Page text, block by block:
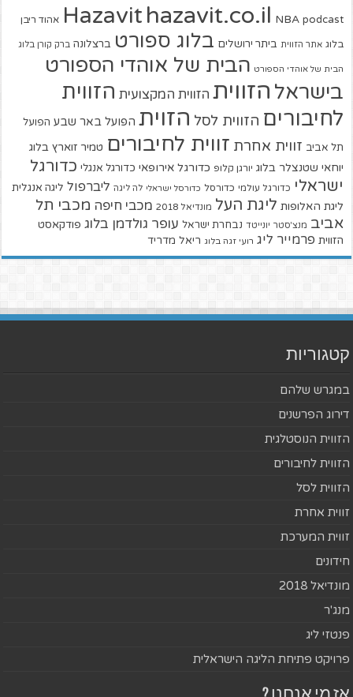
Hazavit hazavit.co.il NBA podcast אהוד ריבן
בלוג אתר הזווית ביתר ירושלים בלוג ספורט ברצלונה ברק קורן בלוג
הבית של אוהדי הספורט הבית של אוהדי הספורט
בישראל הזווית הזווית המקצועית הזווית
לחיבורים הזווית לסל הזוית הפועל באר שבע הפועל
תל אביב זווית אחרת זווית לחיבורים טמיר זוארץ בלוג
יוחאי שטנצלר בלוג יורגן קלופ כדורגל אירופאי כדורגל אנגלי כדורגל
ישראלי כדורגל עולמי כדורסל כדורסל ישראלי לה ליגה ליברפול ליגה אנגלית
ליגת האלופות ליגת העל מונדיאל 2018 מכבי חיפה מכבי תל
אביב מנצ'סטר יונייטד נבחרת ישראל עופר גולדמן בלוג פודקאסט
הזווית פרמייר ליג רועי זגה בלוג ריאל מדריד
קטגוריות
במגרש שלהם
דירוג הפרשנים
הזווית הנוסטלגית
הזווית לחיבורים
הזווית לסל
זווית אחרת
זווית המערכת
חידונים
מונדיאל 2018
מנג'ר
פנטזי ליג
פרויקט פתיחת הליגה הישראלית